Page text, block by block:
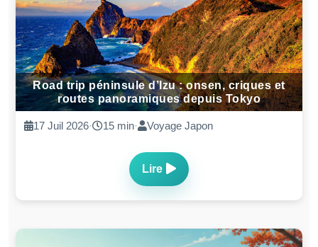
Road trip péninsule d’Izu : onsen, criques et
routes panoramiques depuis Tokyo
17 Juil 2026· 15 min· Voyage Japon
Lire